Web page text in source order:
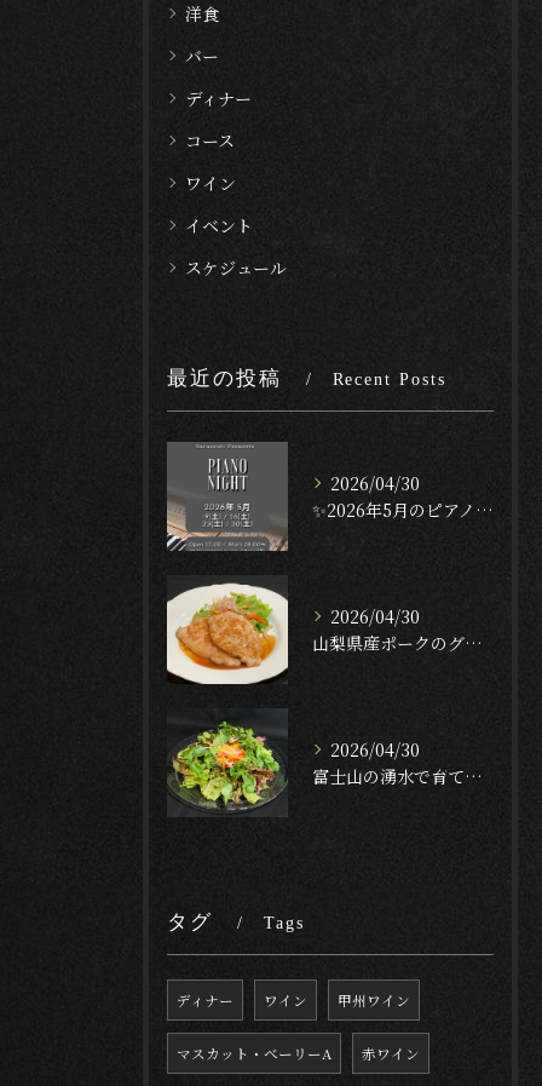
洋食
バー
ディナー
コース
ワイン
イベント
スケジュール
最近の投稿 Recent Posts
2026/04/30
✨2026年5月のピアノナイト✨
2026/04/30
山梨県産ポークのグリル — ガーリック・テリヤキ・ソース🐖🔥...
2026/04/30
富士山の湧水で育てたクレソンのサラダ🥬✨[English f...
タグ Tags
ディナー ワイン 甲州ワイン
マスカット・ベーリーA 赤ワイン